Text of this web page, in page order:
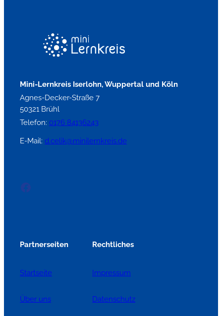
Mini-Lernkreis Iserlohn, Wuppertal und Köln
Agnes-Decker-Straße 7
50321 Brühl
Telefon: 0176 84136243
E-Mail: d.celik@minilernkreis.de
Facebook
Partnerseiten
Startseite
Über uns
Rechtliches
Impressum
Datenschutz